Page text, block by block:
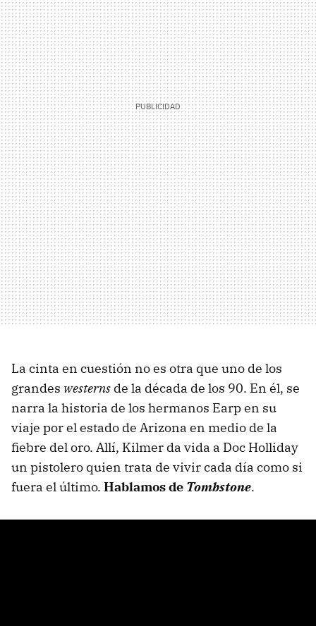
La cinta en cuestión no es otra que uno de los
grandes westerns de la década de los 90. En él, se
narra la historia de los hermanos Earp en su
viaje por el estado de Arizona en medio de la
fiebre del oro. Allí, Kilmer da vida a Doc Holliday
un pistolero quien trata de vivir cada día como si
fuera el último. Hablamos de Tombstone.